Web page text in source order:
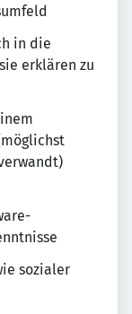
in die
erklären zu
sozialer